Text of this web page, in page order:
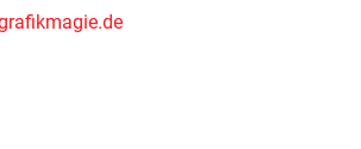
rafikmagie.de